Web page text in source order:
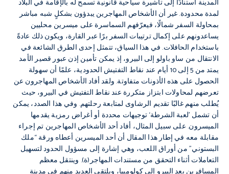
المدينة استنادًا إلى تأشيرة سياحية قانونية تسمح له بالإقامة في البلاد
لمدة محدودة. غير أن الأشخاص المهاجرين يبدؤون بشكلٍ شبه مباشر
بمحاولة السفر شمالًا، فيعرّفهم السماسرة على ميسرين محليين
يساعدونهم على إكمال ترتيبات السفر برًا عبر القارة، ويكون ذلك عادةً
باستخدام الحافلات. في هذا السياق، تتمثل إحدى الطرق الشائعة في
الانتقال من ساو باولو إلى البيرو، إذ يمكن تأمين إذن عبور قصير الأمد
يمتد من 5 إلى 10 أيام عند نقاط التفتيش الحدودية، علمًا أن سهولة
الحصول على هذه الأذونات متفاوتة. ولقد أفاد الأشخاص المهاجرون عن
تعرضهم لمحاولات ابتزاز متكررة عند نقاط التفتيش في البيرو، حيث
يُطلب منهم غالبًا تقديم الرشاوى لمتابعة رحلتهم. وفي هذا الصدد، يمكن
أن تشمل ’لعبة الشرطة‘ توجيهات محددة أو أغراض رمزية يقدمها
الميسرون. على سبيل المثال، أفاد أحد الأشخاص المهاجرين تم إجراء
مقابلة معه في إطار هذا المقال أن أحد الميسرين أعطاه ورقة “ملك
البستوني” من أوراق اللعب، وهي إشارة إلى مسؤول الحدود لتسهيل
التعاملات أثناء التحقق من مستندات المهاجر(ة). وينتقل معظم